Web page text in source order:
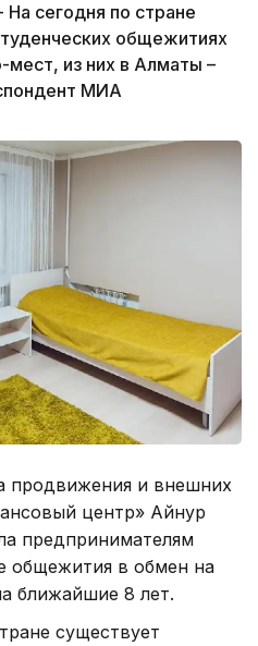
сегодня по стране
общежитиях
мест, из них в Алматы –
МИА
продвижения и внешних
центр» Айнур
предпринимателям
общежития в обмен на
ближайшие 8 лет.
существует